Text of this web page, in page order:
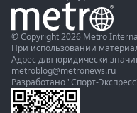
© Copyright 2026 Metro
При использовании
Адрес для юридически
metroblog@metronews.ru
Разработано "Спорт-